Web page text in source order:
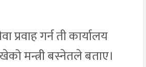
गर्न ती कार्यालय
मन्त्री बस्नेतले बताए।